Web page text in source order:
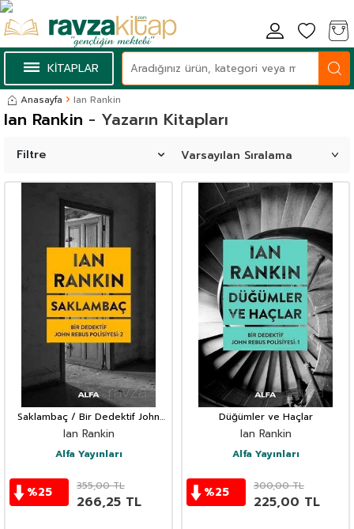
KİTAPLAR
Anasayfa Ian Rankin
- Yazarın Kitapları
Ian Rankin
Filtre
Saklambaç / Bir Dedektif John
Rebus Polisiyesi 2
Ian Rankin
Alfa Yayınları
%25 355,00TL
266,25 TL
Düğümler ve Haçlar
Ian Rankin
Alfa Yayınları
%25 300,00TL
225,00 TL